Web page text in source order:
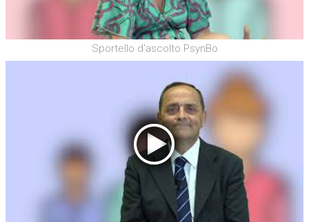
Sportello d'ascolto PsynBo